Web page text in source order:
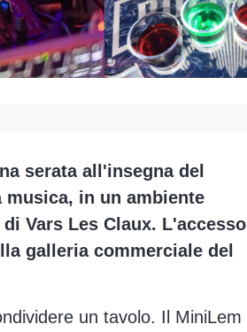
serata all'insegna del
in un ambiente
Vars Les Claux. L'accesso
galleria commerciale del
un tavolo. Il MiniLem